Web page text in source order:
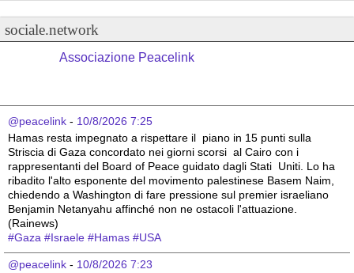
sociale.network
Associazione Peacelink
@peacelink - 10/8/2026 7:25
Hamas resta impegnato a rispettare il  piano in 15 punti sulla
Striscia di Gaza concordato nei giorni scorsi  al Cairo con i
rappresentanti del Board of Peace guidato dagli Stati  Uniti. Lo ha
ribadito l'alto esponente del movimento palestinese Basem Naim,
chiedendo a Washington di fare pressione sul premier israeliano
Benjamin Netanyahu affinché non ne ostacoli l'attuazione.
(Rainews)
#Gaza #Israele #Hamas #USA
@peacelink - 10/8/2026 7:23